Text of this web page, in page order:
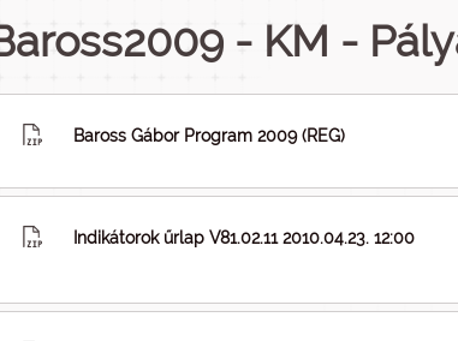
- KM -
Baross Gábor Program 2009 (REG)
Indikátorok űrlap V81.02.11 2010.04.23. 12:00